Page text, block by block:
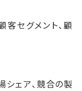
客セグメント、顧
シェア、競合の製